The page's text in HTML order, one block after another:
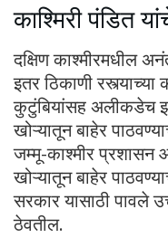
काश्मिरी पंडित
दक्षिण काश्मीरमधील
इतर ठिकाणी
कुटुंबियांसह अलीकडेच
खोऱ्यातून बाहेर
जम्मू-काश्मीर प्रशासन
खोऱ्यातून बाहेर
सरकार यासाठी पावले
ठेवतील.